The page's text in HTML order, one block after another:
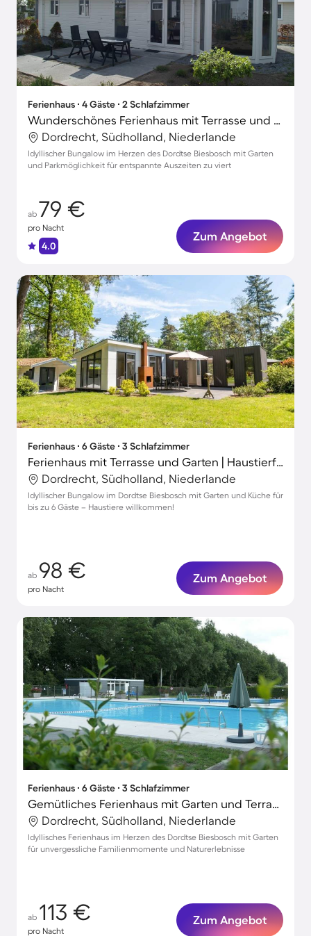
Ferienhaus ∙ 4 Gäste ∙ 2 Schlafzimmer
Wunderschönes Ferienhaus mit Terrasse und Garten | Hunde erlaubt
Dordrecht, Südholland, Niederlande
Idyllischer Bungalow im Herzen des Dordtse Biesbosch mit Garten
und Parkmöglichkeit für entspannte Auszeiten zu viert
ab 79 €
pro Nacht
4.0
Zum Angebot
Ferienhaus ∙ 6 Gäste ∙ 3 Schlafzimmer
Ferienhaus mit Terrasse und Garten | Haustierfreundlich
Dordrecht, Südholland, Niederlande
Idyllischer Bungalow im Dordtse Biesbosch mit Garten und Küche für
bis zu 6 Gäste – Haustiere willkommen!
ab 98 €
pro Nacht
Zum Angebot
Ferienhaus ∙ 6 Gäste ∙ 3 Schlafzimmer
Gemütliches Ferienhaus mit Garten und Terrasse
Dordrecht, Südholland, Niederlande
Idyllisches Ferienhaus im Herzen des Dordtse Biesbosch mit Garten
für unvergessliche Familienmomente und Naturerlebnisse
ab 113 €
pro Nacht
Zum Angebot